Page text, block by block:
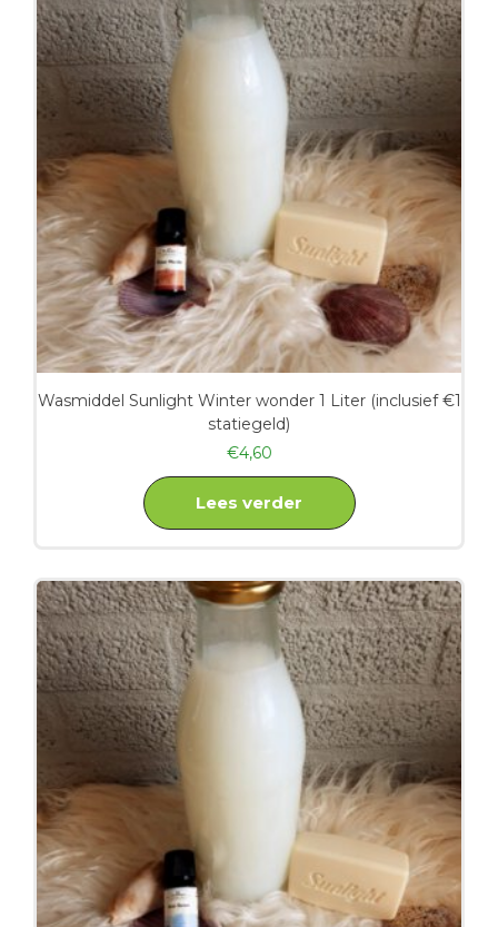
Wasmiddel Sunlight Winter wonder 1 Liter (inclusief €1
statiegeld)
€4,60
Lees verder